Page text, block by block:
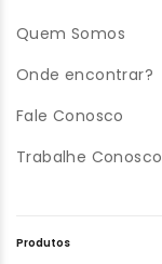
Quem Somos
Onde encontrar?
Fale Conosco
Trabalhe Conosco
Produtos